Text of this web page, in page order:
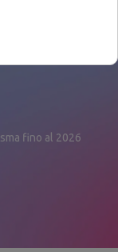
fino al 2026